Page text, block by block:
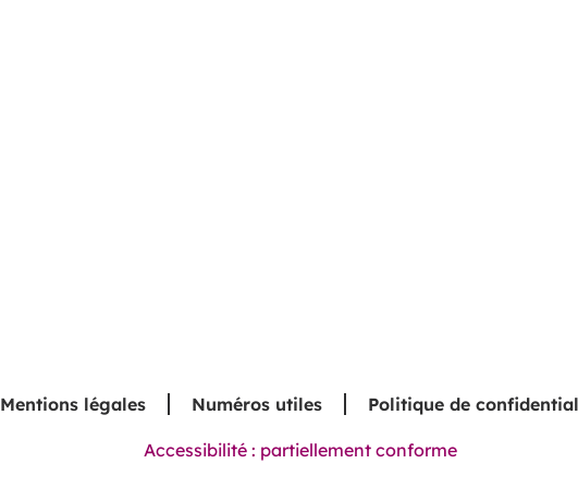
Mentions légales Numéros utiles Politique de
Accessibilité : partiellement conforme